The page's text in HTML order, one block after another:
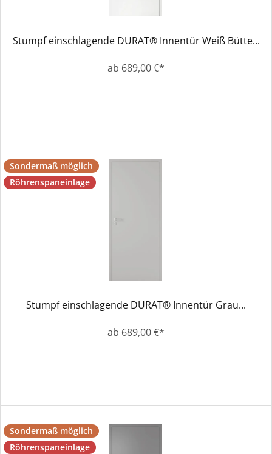
Stumpf einschlagende DURAT® Innentür Weiß Bütte...
ab 689,00 €*
Sondermaß möglich
Röhrenspaneinlage
Stumpf einschlagende DURAT® Innentür Grau...
ab 689,00 €*
Sondermaß möglich
Röhrenspaneinlage